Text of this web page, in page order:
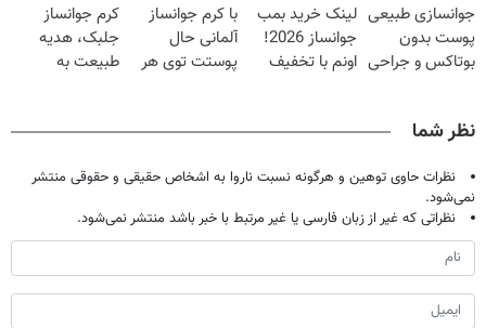
شدی🔥
40%تخفیف)
جوانسازی طبیعی
پوست بدون
بوتاکس و جراحی
لینک خرید بمب
جوانساز 2026!
اونم با تخفیف
با کرم جوانساز
آلمانی حال
پوستت توی هر
کرم جوانساز
جلبک، هدیه
طبیعت به
نظر شما
نظرات حاوی توهین و هرگونه نسبت ناروا به اشخاص حقیقی و حقوقی منتشر
نمی‌شود.
نظراتی که غیر از زبان فارسی یا غیر مرتبط با خبر باشد منتشر نمی‌شود.